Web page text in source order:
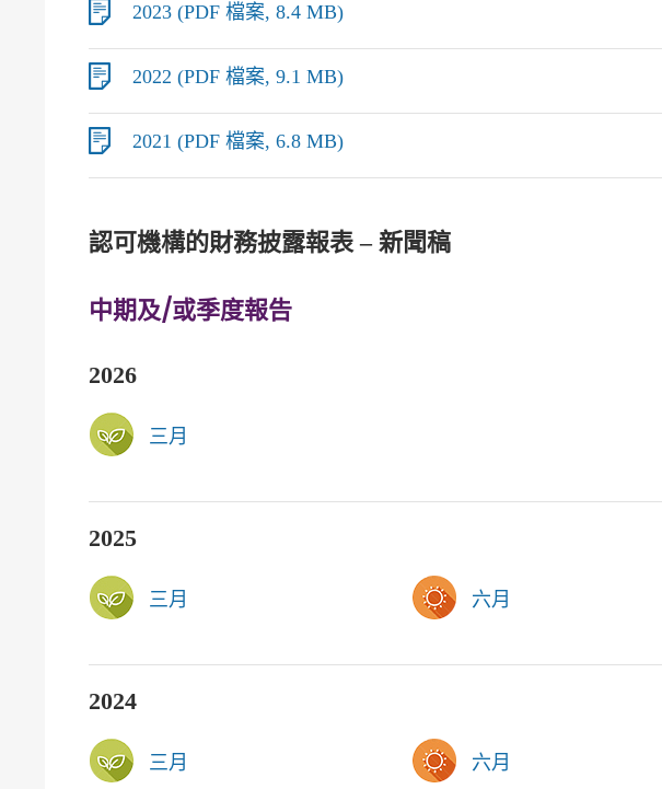
2023 (PDF 檔案, 8.4 MB)
2022 (PDF 檔案, 9.1 MB)
2021 (PDF 檔案, 6.8 MB)
認可機構的財務披露報表 – 新聞稿
中期及/或季度報告
2026
三月
2025
三月 六月
2024
三月 六月